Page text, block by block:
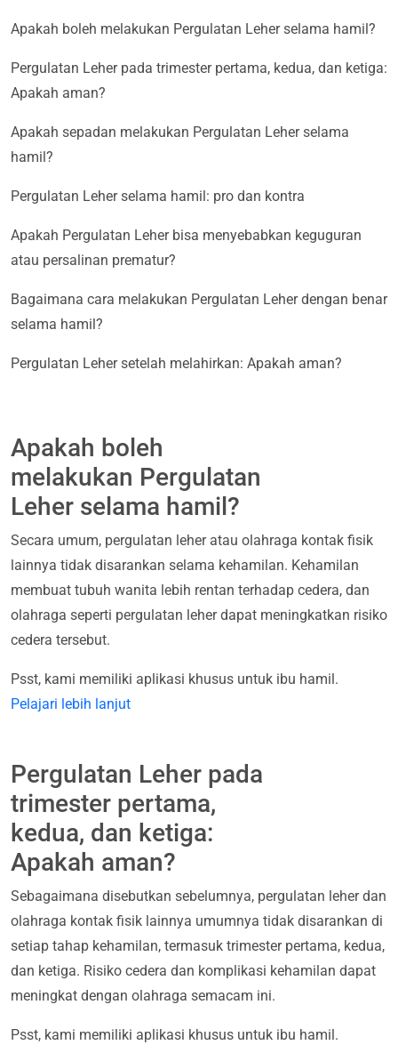
Apakah boleh melakukan Pergulatan Leher selama hamil?
Pergulatan Leher pada trimester pertama, kedua, dan ketiga:
Apakah aman?
Apakah sepadan melakukan Pergulatan Leher selama
hamil?
Pergulatan Leher selama hamil: pro dan kontra
Apakah Pergulatan Leher bisa menyebabkan keguguran
atau persalinan prematur?
Bagaimana cara melakukan Pergulatan Leher dengan benar
selama hamil?
Pergulatan Leher setelah melahirkan: Apakah aman?
Apakah boleh
melakukan Pergulatan
Leher selama hamil?
Secara umum, pergulatan leher atau olahraga kontak fisik
lainnya tidak disarankan selama kehamilan. Kehamilan
membuat tubuh wanita lebih rentan terhadap cedera, dan
olahraga seperti pergulatan leher dapat meningkatkan risiko
cedera tersebut.
Psst, kami memiliki aplikasi khusus untuk ibu hamil.
Pelajari lebih lanjut
Pergulatan Leher pada
trimester pertama,
kedua, dan ketiga:
Apakah aman?
Sebagaimana disebutkan sebelumnya, pergulatan leher dan
olahraga kontak fisik lainnya umumnya tidak disarankan di
setiap tahap kehamilan, termasuk trimester pertama, kedua,
dan ketiga. Risiko cedera dan komplikasi kehamilan dapat
meningkat dengan olahraga semacam ini.
Psst, kami memiliki aplikasi khusus untuk ibu hamil.